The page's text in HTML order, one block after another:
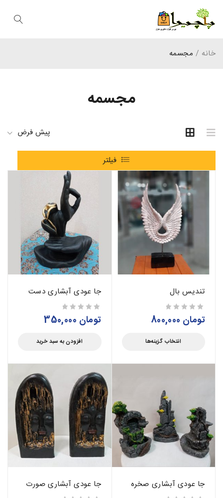
مجسمه
خانه / مجسمه
پیش فرض
فیلتر
تندیس بال
تومان
انتخاب گزینه‌ها
جا عودی آبشاری دست
تومان
افزودن به سبد خرید
جا عودی آبشاری صخره جا عودی آبشاری صورت